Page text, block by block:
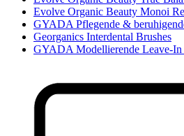
Evolve Organic Beauty Monoi
GYADA Pflegende &
Georganics Interdental Brushes
GYADA Modellierende Leave-